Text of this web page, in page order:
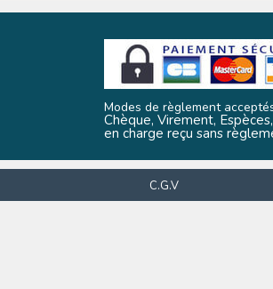
Modes de règlement
Chèque, Virement,
en charge reçu sans
C.G.V